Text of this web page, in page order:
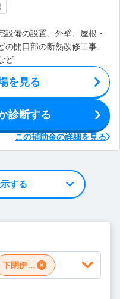
備の設置、外壁、屋根・
開口部の断熱改修工事、
ど
を見る
診断する
この補助金の詳細を見る
する
下閉伊郡田野畑村